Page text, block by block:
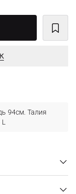
94см. Талия